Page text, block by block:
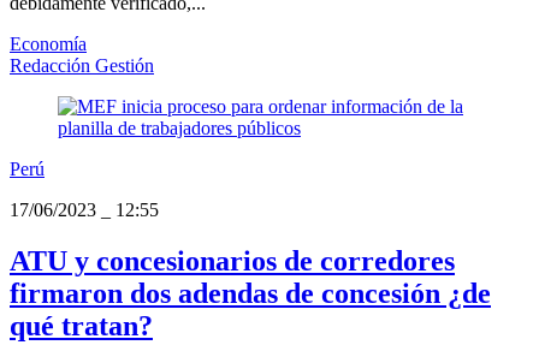
Economía
Redacción Gestión
Perú
17/06/2023
12:55
ATU y concesionarios de corredores
firmaron dos adendas de concesión ¿de
qué tratan?